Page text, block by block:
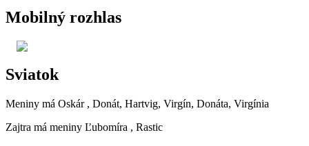
Mobilný rozhlas
Sviatok
Meniny má Oskár , Donát, Hartvig, Virgín, Donáta, Virgínia
Zajtra má meniny Ľubomíra , Rastic